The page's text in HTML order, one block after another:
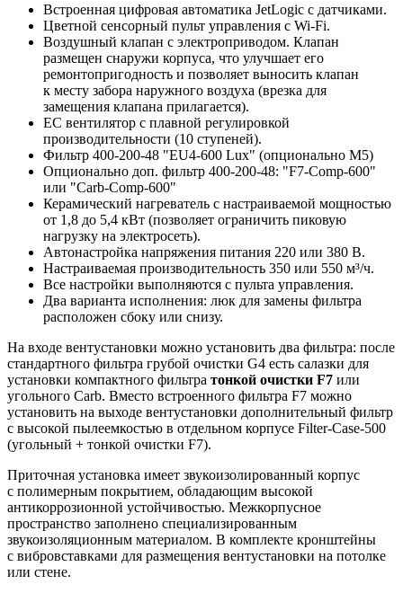
Встроенная цифровая автоматика JetLogic с датчиками.
Цветной сенсорный пульт управления с Wi-Fi.
Воздушный клапан с электроприводом. Клапан
размещен снаружи корпуса, что улучшает его
ремонтопригодность и позволяет выносить клапан
к месту забора наружного воздуха (врезка для
замещения клапана прилагается).
EC вентилятор с плавной регулировкой
производительности (10 ступеней).
Фильтр 400-200-48 "EU4-600 Lux" (опционально M5)
Опционально доп. фильтр 400-200-48: "F7-Comp-600"
или "Carb-Comp-600"
Керамический нагреватель с настраиваемой мощностью
от 1,8 до 5,4 кВт (позволяет ограничить пиковую
нагрузку на электросеть).
Автонастройка напряжения питания 220 или 380 В.
Настраиваемая производительность 350 или 550 м³/ч.
Все настройки выполняются с пульта управления.
Два варианта исполнения: люк для замены фильтра
расположен сбоку или снизу.
На входе вентустановки можно установить два фильтра: после
стандартного фильтра грубой очистки G4 есть салазки для
установки компактного фильтра тонкой очистки F7 или
угольного Carb. Вместо встроенного фильтра F7 можно
установить на выходе вентустановки дополнительный фильтр
с высокой пылеемкостью в отдельном корпусе Filter-Case-500
(угольный + тонкой очистки F7).
Приточная установка имеет звукоизолированный корпус
с полимерным покрытием, обладающим высокой
антикоррозионной устойчивостью. Межкорпусное
пространство заполнено специализированным
звукоизоляционным материалом. В комплекте кронштейны
с вибровставками для размещения вентустановки на потолке
или стене.